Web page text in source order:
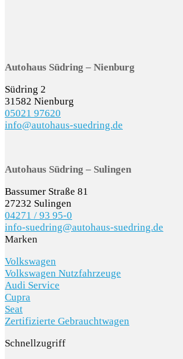
Autohaus Südring – Nienburg
Südring 2
31582 Nienburg
05021 97620
info@autohaus-suedring.de
Autohaus Südring – Sulingen
Bassumer Straße 81
27232 Sulingen
04271 / 93 95-0
info-suedring@autohaus-suedring.de
Marken
Volkswagen
Volkswagen Nutzfahrzeuge
Audi Service
Cupra
Seat
Zertifizierte Gebrauchtwagen
Schnellzugriff